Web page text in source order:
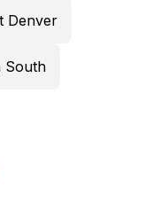
Denver
South